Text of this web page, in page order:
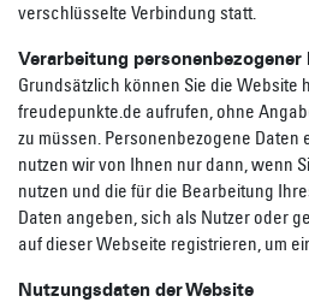
verschlüsselte Verbindung statt.
Verarbeitung personenbezogener
Grundsätzlich können Sie die Website
freudepunkte.de aufrufen, ohne
zu müssen. Personenbezogene
nutzen wir von Ihnen nur dann, wenn
nutzen und die für die Bearbeitung
Daten angeben, sich als Nutzer oder
auf dieser Webseite registrieren, um
Nutzungsdaten der Website